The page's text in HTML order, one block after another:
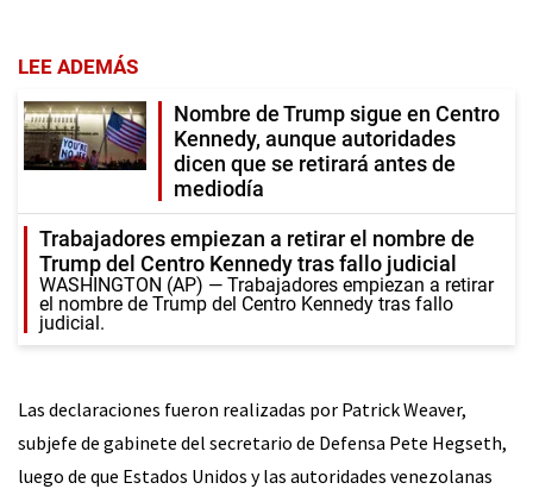
LEE ADEMÁS
Nombre de Trump sigue en Centro
Kennedy, aunque autoridades
dicen que se retirará antes de
mediodía
Trabajadores empiezan a retirar el nombre de
Trump del Centro Kennedy tras fallo judicial
WASHINGTON (AP) — Trabajadores empiezan a retirar
el nombre de Trump del Centro Kennedy tras fallo
judicial.
Las declaraciones fueron realizadas por Patrick Weaver,
subjefe de gabinete del secretario de Defensa Pete Hegseth,
luego de que Estados Unidos y las autoridades venezolanas